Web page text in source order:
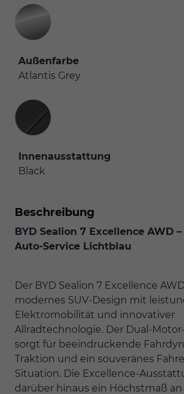
Außenfarbe
Atlantis Grey
Innenausstattung
Innenausstattung
Black
Beschreibung
BYD Sealion 7 Excellence AWD
Auto-Service Lichtblau
Der BYD Sealion 7 Excellence
modernes SUV-Design mit
Elektromobilität und innovativer
Allradtechnologie. Der Dual-
sorgt für beeindruckende
Traktion und ein souveränes
Situation. Die Excellence-
darüber hinaus ein Höchstmaß